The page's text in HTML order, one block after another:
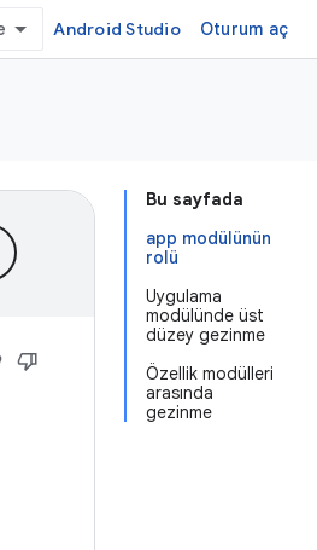
Android Studio Oturum aç
Bu sayfada
app modülünün
rolü
Uygulama
modülünde üst
düzey gezinme
Özellik modülleri
arasında
gezinme